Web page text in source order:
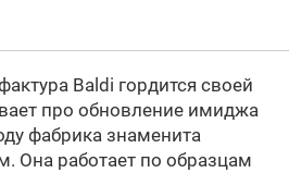
Baldi гордится своей
про обновление имиджа
фабрика знаменита
Она работает по образцам